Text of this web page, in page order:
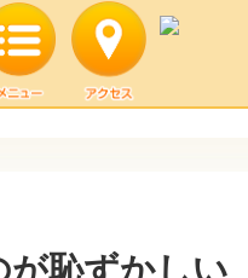
ばめ接骨院
が恥ずかしい